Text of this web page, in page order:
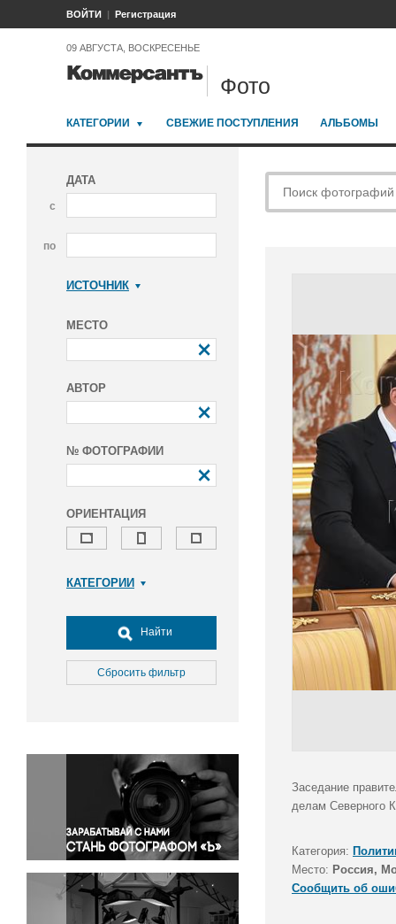
ВОЙТИ Регистрация
09 АВГУСТА, ВОСКРЕСЕНЬЕ
Фото
КАТЕГОРИИ СВЕЖИЕ ПОСТУПЛЕНИЯ АЛЬБОМЫ
ДАТА
с
по
ИСТОЧНИК
МЕСТО
АВТОР
№ ФОТОГРАФИИ
ОРИЕНТАЦИЯ
КАТЕГОРИИ
Досуг, туризм и отдых
Культура
Медицина
Окружающая среда
Политика
Правосудие
Происшествия и конфликты
Религия
Светская жизнь
Спорт
Экология
Найти
Сбросить фильтр
Заседание
делам Северного
Категория:
Место: Россия,
Сообщить об